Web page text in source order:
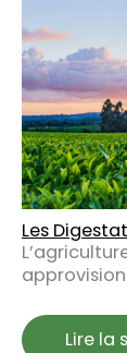
Les
Lire la